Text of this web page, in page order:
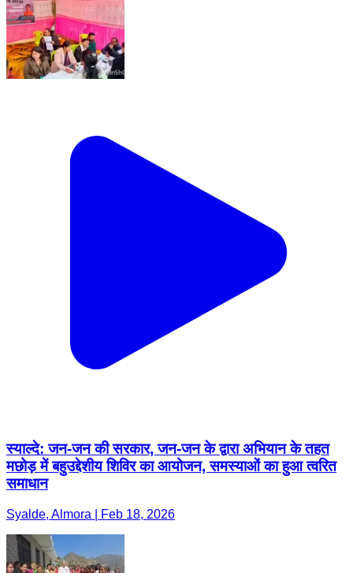
स्याल्दे: जन-जन की सरकार, जन-जन के द्वारा अभियान के तहत
मछोड़ में बहुउद्देशीय शिविर का आयोजन, समस्याओं का हुआ त्वरित
समाधान
Syalde, Almora | Feb 18, 2026